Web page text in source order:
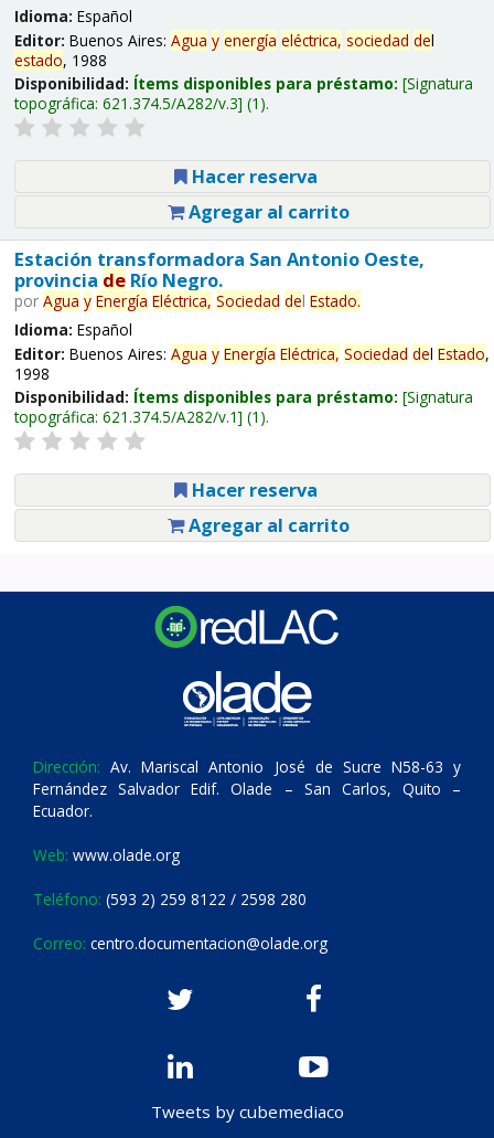
Idioma: Español
Editor: Buenos Aires: Agua y energía eléctrica, sociedad del
estado, 1988
Disponibilidad: Ítems disponibles para préstamo: Signatura
topográfica: 621.374.5/A282/v.3 (1).
Hacer reserva
Agregar al carrito
Estación transformadora San Antonio Oeste,
provincia deRío Negro.
por Agua y Energía Eléctrica, Sociedad del Estado.
Idioma: Español
Editor: Buenos Aires: Agua y Energía Eléctrica, Sociedad del Estado,
1998
Disponibilidad: Ítems disponibles para préstamo: Signatura
topográfica: 621.374.5/A282/v.1 (1).
Hacer reserva
Agregar al carrito
Dirección: Av. Mariscal Antonio José de Sucre N58-63 y
Fernández Salvador Edif. Olade – San Carlos, Quito –
Ecuador.
Web: www.olade.org
Teléfono: (593 2) 259 8122 / 2598 280
Correo: centro.documentacion@olade.org
Tweets by cubemediaco